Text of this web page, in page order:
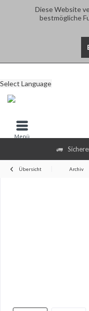
Diese Website
bestmögliche
Select Language
Menü
Übersicht Archiv